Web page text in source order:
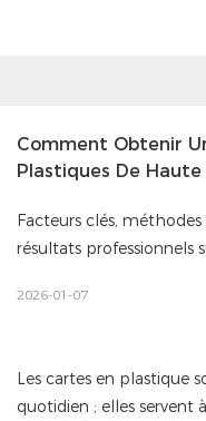
Comment Obtenir
Plastiques De
Facteurs clés,
résultats professionnels
2026-01-07
Les cartes en plastique
quotidien ; elles servent